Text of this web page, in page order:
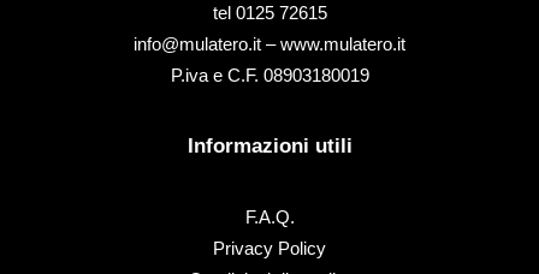
tel ‭0125 72615‬
info@mulatero.it –www.mulatero.it
P.iva e C.F. 08903180019
Informazioni utili
F.A.Q.
Privacy Policy